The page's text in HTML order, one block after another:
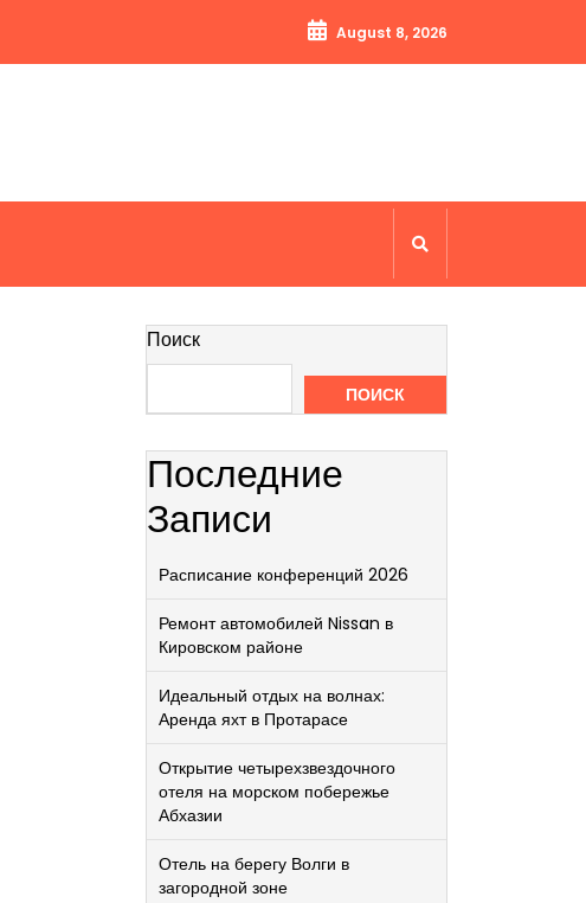
August 8, 2026
Поиск
ПОИСК
Последние
Записи
Расписание конференций 2026
Ремонт автомобилей Nissan в
Кировском районе
Идеальный отдых на волнах:
Аренда яхт в Протарасе
Открытие четырехзвездочного
отеля на морском побережье
Абхазии
Отель на берегу Волги в
загородной зоне